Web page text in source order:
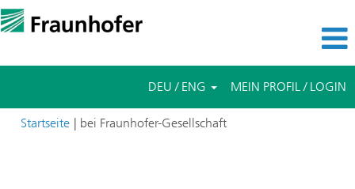
DEU / ENG MEIN PROFIL / LOGIN
Startseite | bei Fraunhofer-Gesellschaft(aktuelle